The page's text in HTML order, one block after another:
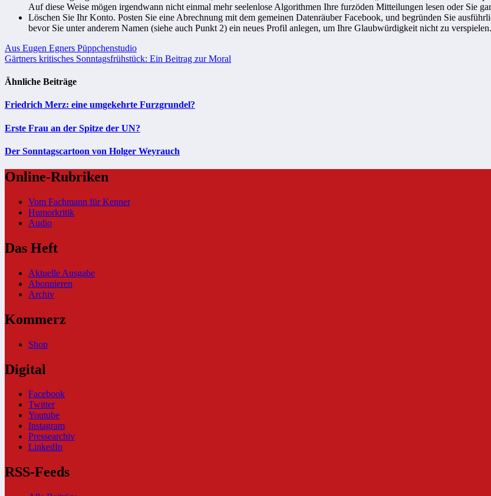
Auf diese Weise mögen irgendwann nicht einmal mehr seelenlose Algorithmen Ihre furzöden Mitteilungen lesen oder Sie
Löschen Sie Ihr Konto. Posten Sie eine Abrechnung mit dem gemeinen Datenräuber Facebook, und begründen Sie
bevor Sie unter anderem Namen (siehe auch Punkt 2) ein neues Profil anlegen, um Ihre Glaubwürdigkeit nicht zu verspielen.
Beitragsnavigation
Aus Eugen Egners Püppchenstudio
Gärtners kritisches Sonntagsfrühstück: Ein Beitrag zur Moral
Ähnliche Beiträge
Friedrich Merz: eine umgekehrte Furzgrundel?
Erste Frau an der Spitze der UN?
Der Sonntagscartoon von Holger Weyrauch
Online-Rubriken
Vom Fachmann für Kenner
Humorkritik
Audio
Das Heft
Aktuelle Ausgabe
Abonnieren
Archiv
Kommerz
Shop
Digital
Facebook
Twitter
Youtube
Instagram
Pressearchiv
LinkedIn
RSS-Feeds